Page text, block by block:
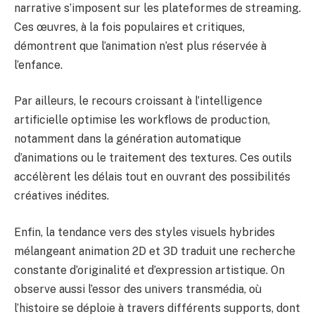
narrative s’imposent sur les plateformes de streaming.
Ces œuvres, à la fois populaires et critiques,
démontrent que l’animation n’est plus réservée à
l’enfance.
Par ailleurs, le recours croissant à l’intelligence
artificielle optimise les workflows de production,
notamment dans la génération automatique
d’animations ou le traitement des textures. Ces outils
accélèrent les délais tout en ouvrant des possibilités
créatives inédites.
Enfin, la tendance vers des styles visuels hybrides
mélangeant animation 2D et 3D traduit une recherche
constante d’originalité et d’expression artistique. On
observe aussi l’essor des univers transmédia, où
l’histoire se déploie à travers différents supports, dont